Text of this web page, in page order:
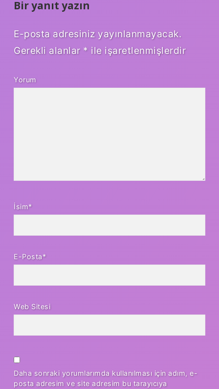
Bir yanıt yazın
E-posta adresiniz yayınlanmayacak.
Gerekli alanlar * ile işaretlenmişlerdir
Yorum
İsim*
E-Posta*
Web Sitesi
Daha sonraki yorumlarımda kullanılması için adım, e-
posta adresim ve site adresim bu tarayıcıya